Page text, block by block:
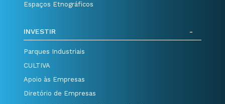
Espaços Etnográficos
INVESTIR
Parques Industriais
CULTIVA
Apoio às Empresas
Diretório de Empresas